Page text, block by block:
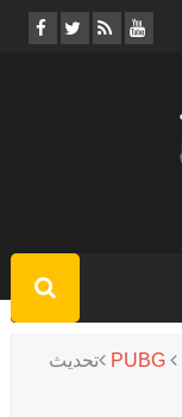
PUBG
تحديث